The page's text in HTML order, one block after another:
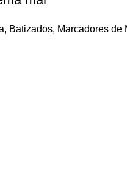
, Batizados, Marcadores de